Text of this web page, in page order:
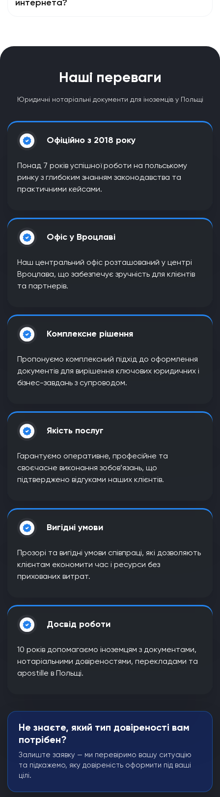
интернета?
Наші переваги
Юридичні нотаріальні документи для іноземців у Польщі
Офіційно з 2018 року
Понад 7 років успішної роботи на польському
ринку з глибоким знанням законодавства та
практичними кейсами.
Офіс у Вроцлаві
Наш центральний офіс розташований у центрі
Вроцлава, що забезпечує зручність для клієнтів
та партнерів.
Комплексне рішення
Пропонуємо комплексний підхід до оформлення
документів для вирішення ключових юридичних і
бізнес-завдань з супроводом.
Якість послуг
Гарантуємо оперативне, професійне та
своєчасне виконання зобов’язань, що
підтверджено відгуками наших клієнтів.
Вигідні умови
Прозорі та вигідні умови співпраці, які дозволяють
клієнтам економити час і ресурси без
прихованих витрат.
Досвід роботи
10 років допомагаємо іноземцям з документами,
нотаріальними довіреностями, перекладами та
apostille в Польщі.
Не знаєте, який тип довіреності вам
потрібен?
Залиште заявку — ми перевіримо вашу ситуацію
та підкажемо, яку довіреність оформити під ваші
цілі.